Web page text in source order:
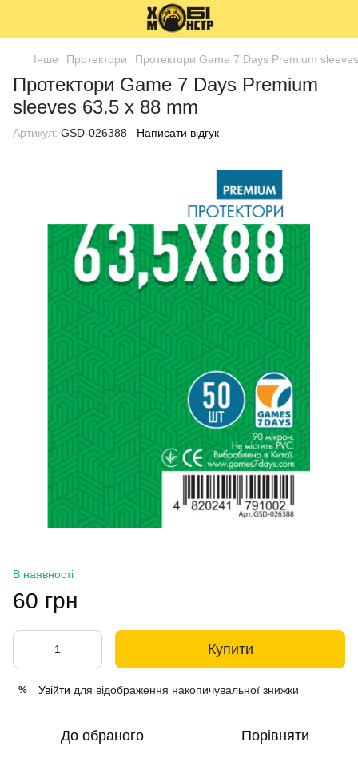
Інше Протектори Протектори Game 7 Days Premium
Протектори Game 7 Days Premium
sleeves 63.5 x 88 mm
Артикул: GSD-026388 Написати відгук
В наявності
60 грн
Купити
% Увійти для відображення накопичувальної знижки
До обраного Порівняти